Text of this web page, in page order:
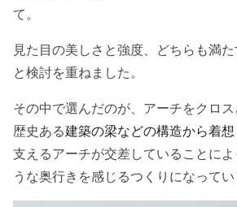
て。
見た目の美しさと強度、どちらも満
と検討を重ねました。
その中で選んだのが、アーチをクロ
歴史ある建築の梁などの構造から着
支えるアーチが交差していることに
うな奥行きを感じるつくりになってい